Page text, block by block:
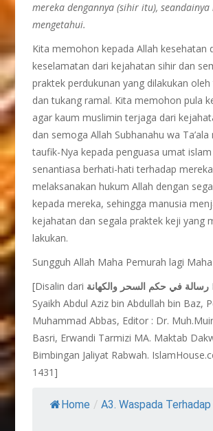
mereka dengannya (sihir itu), seandainya
mengetahui.
Kita memohon kepada Allah kesehatan
keselamatan dari kejahatan sihir dan
praktek perdukunan yang dilakukan
dan tukang ramal. Kita memohon pula
agar kaum muslimin terjaga dari
dan semoga Allah Subhanahu wa
taufik-Nya kepada penguasa umat
senantiasa berhati-hati terhadap
melaksanakan hukum Allah dengan
kepada mereka, sehingga manusia
kejahatan dan segala praktek keji yang
lakukan.
Sungguh Allah Maha Pemurah lagi
[Disalin dari
Syaikh Abdul Aziz bin Abdullah bin Baz,
Muhammad Abbas, Editor : Dr.
Basri, Erwandi Tarmizi MA. Maktab
Bimbingan Jaliyat Rabwah.
1431]
Home / A3. Waspada Terhadap